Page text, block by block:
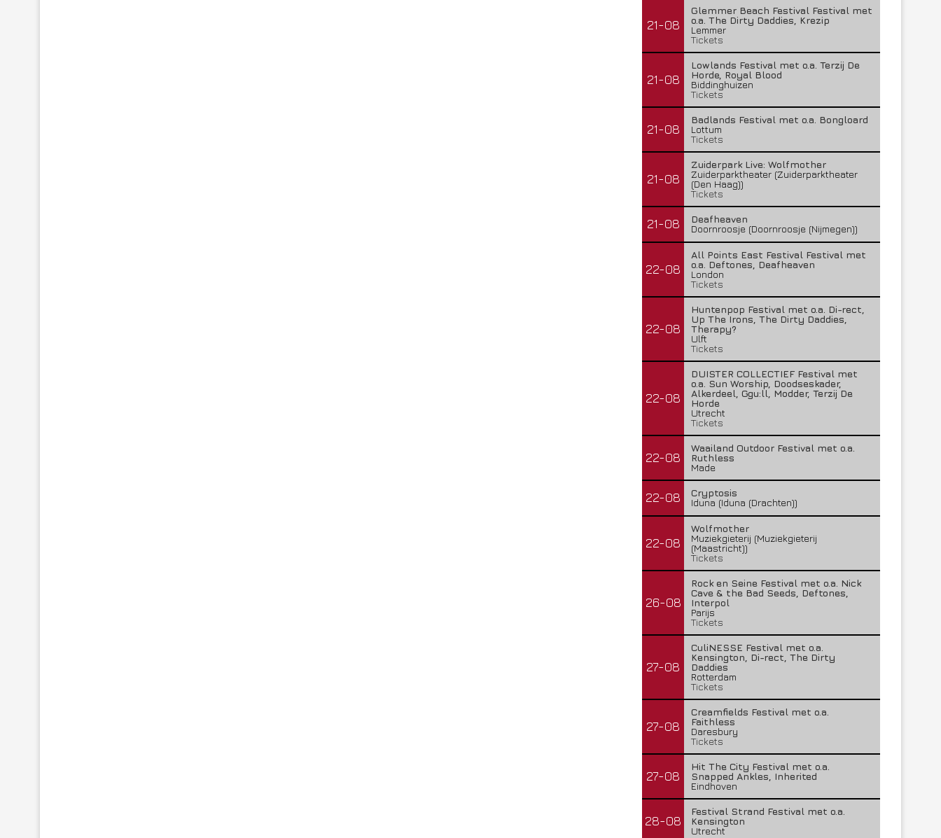
21-08
Glemmer Beach Festival Festival met
o.a. The Dirty Daddies, Krezip
Lemmer
Tickets
21-08
Lowlands Festival met o.a. Terzij De
Horde, Royal Blood
Biddinghuizen
Tickets
21-08
Badlands Festival met o.a. Bongloard
Lottum
Tickets
21-08
Zuiderpark Live: Wolfmother
Zuiderparktheater (Zuiderparktheater
(Den Haag))
Tickets
21-08
Deafheaven
Doornroosje (Doornroosje (Nijmegen))
22-08
All Points East Festival Festival met
o.a. Deftones, Deafheaven
London
Tickets
22-08
Huntenpop Festival met o.a. Di-rect,
Up The Irons, The Dirty Daddies,
Therapy?
Ulft
Tickets
22-08
DUISTER COLLECTIEF Festival met
o.a. Sun Worship, Doodseskader,
Alkerdeel, Ggu:ll, Modder, Terzij De
Horde
Utrecht
Tickets
22-08
Waailand Outdoor Festival met o.a.
Ruthless
Made
22-08
Cryptosis
Iduna (Iduna (Drachten))
22-08
Wolfmother
Muziekgieterij (Muziekgieterij
(Maastricht))
Tickets
26-08
Rock en Seine Festival met o.a. Nick
Cave & the Bad Seeds, Deftones,
Interpol
Parijs
Tickets
27-08
CuliNESSE Festival met o.a.
Kensington, Di-rect, The Dirty
Daddies
Rotterdam
Tickets
27-08
Creamfields Festival met o.a.
Faithless
Daresbury
Tickets
27-08
Hit The City Festival met o.a.
Snapped Ankles, Inherited
Eindhoven
28-08
Festival Strand Festival met o.a.
Kensington
Utrecht